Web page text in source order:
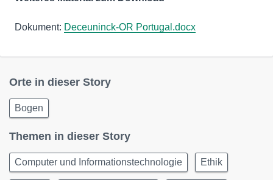
Dokument: Deceuninck-OR Portugal.docx
Orte in dieser Story
Bogen
Themen in dieser Story
Computer und Informationstechnologie Ethik